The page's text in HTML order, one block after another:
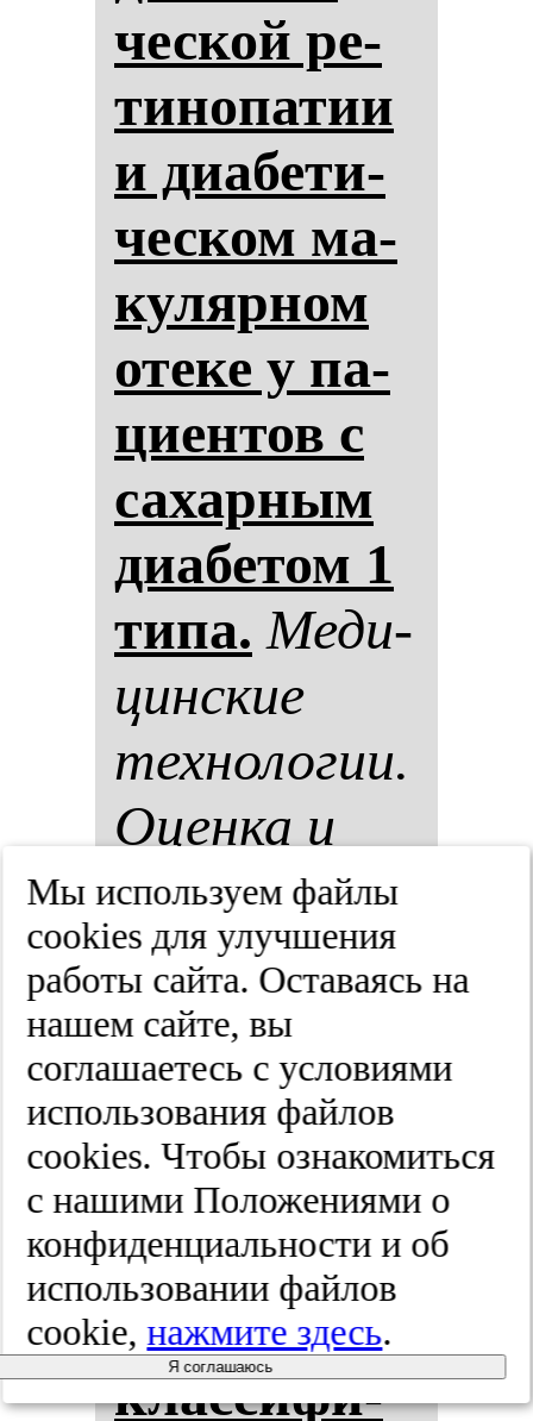
чес­кой ре­
ти­но­па­тии
и ди­абе­ти­
чес­ком ма­
ку­ляр­ном
оте­ке у па­
ци­ен­тов с
са­хар­ным
ди­абе­том 1
ти­па. Ме­ди­
цин­ские
тех­но­ло­гии.
Оцен­ка и
вы­бор.
2026;(1):122-133
Ги­по­пиг­
мен­та­ция
ко­жи: сов­
ре­мен­ные
под­хо­ды к
клас­си­фи­
Мы используем файлы
cооkies для улучшения
работы сайта. Оставаясь на
нашем сайте, вы
соглашаетесь с условиями
использования файлов
cооkies. Чтобы ознакомиться
с нашими Положениями о
конфиденциальности и об
использовании файлов
cookie,нажмите здесь.
Я соглашаюсь